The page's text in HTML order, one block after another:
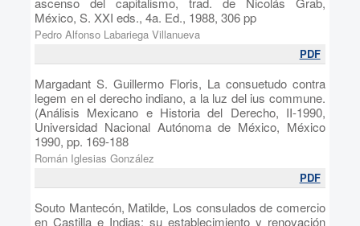
México, S. XXI eds., 4a. Ed., 1988, 306 pp
Pedro Alfonso Labariega Villanueva
PDF
Margadant S. Guillermo Floris, La consuetudo contra
legem en el derecho indiano, a la luz del ius commune.
(Análisis Mexicano e Historia del Derecho, II-1990,
Universidad Nacional Autónoma de México, México
1990, pp. 169-188
Román Iglesias González
PDF
Souto Mantecón, Matilde, Los consulados de comercio
en Castilla e Indias: su establecimiento y renovación